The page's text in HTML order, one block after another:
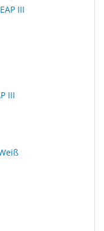
III
LEAP III